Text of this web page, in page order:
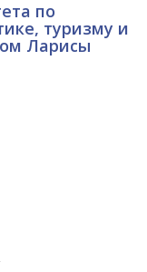
по
туризму и
Ларисы